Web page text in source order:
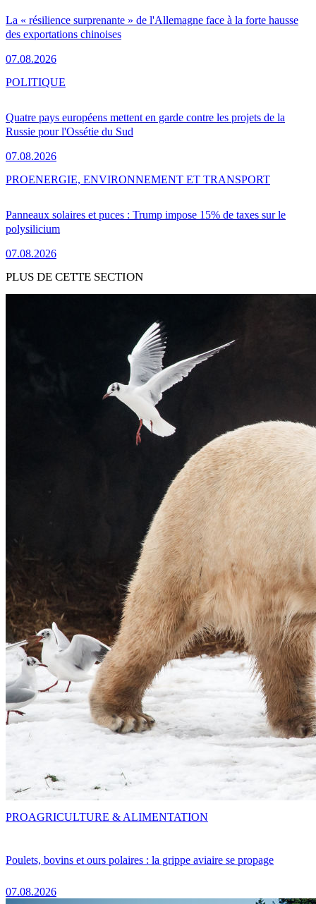
La « résilience surprenante » de l'Allemagne face à la forte hausse
des exportations chinoises
07.08.2026
Quatre pays européens mettent en garde contre les projets de la
Russie pour l'Ossétie du Sud
07.08.2026
POLITIQUE
Panneaux solaires et puces : Trump impose 15% de taxes sur le
polysilicium
07.08.2026
PROENERGIE, ENVIRONNEMENT ET TRANSPORT
PLUS DE CETTE SECTION
Poulets, bovins et ours polaires : la grippe aviaire se propage
07.08.2026
PROAGRICULTURE & ALIMENTATION